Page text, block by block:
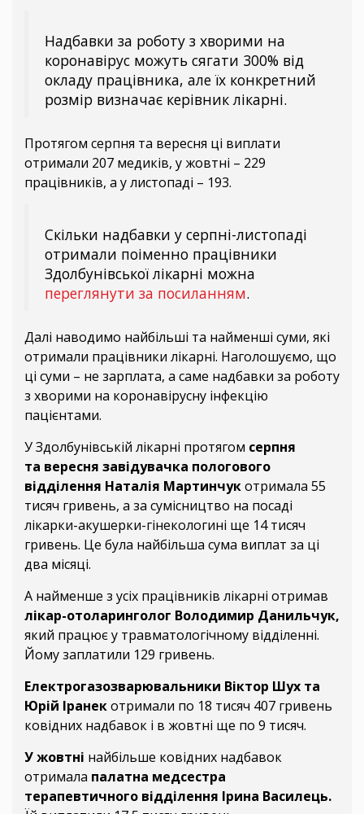
Надбавки за роботу з хворими на
коронавірус можуть сягати 300% від
окладу працівника, але їх конкретний
розмір визначає керівник лікарні.
Протягом серпня та вересня ці виплати
отримали 207 медиків, у жовтні – 229
працівників, а у листопаді – 193.
Скільки надбавки у серпні-листопаді
отримали поіменно працівники
Здолбунівської лікарні можна
переглянути за посиланням.
Далі наводимо найбільші та найменші суми, які
отримали працівники лікарні. Наголошуємо, що
ці суми – не зарплата, а саме надбавки за роботу
з хворими на коронавірусну інфекцію
пацієнтами.
У Здолбунівській лікарні протягом серпня
та вересня завідувачка пологового
відділення Наталія Мартинчукотримала 55
тисяч гривень, а за сумісництво на посаді
лікарки-акушерки-гінекологині ще 14 тисяч
гривень. Це була найбільша сума виплат за ці
два місяці.
А найменше з усіх працівників лікарні отримав
лікар-отоларинголог Володимир Данильчук,
який працює у травматологічному відділенні.
Йому заплатили 129 гривень.
Електрогазозварювальники Віктор Шух та
Юрій Іранекотримали по 18 тисяч 407 гривень
ковідних надбавок і в жовтні ще по 9 тисяч.
У жовтні найбільше ковідних надбавок
отримала палатна медсестра
терапевтичного відділення Ірина Василець.